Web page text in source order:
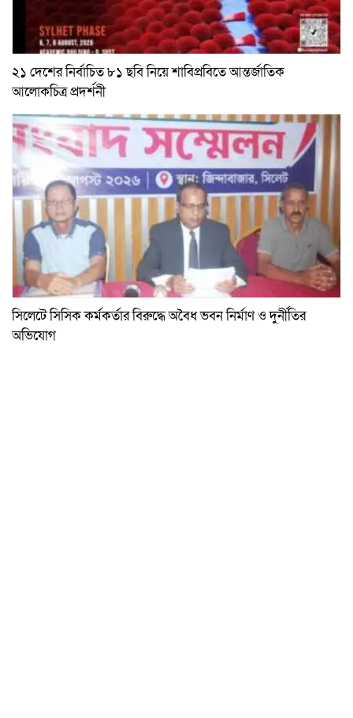
২১ দেশের নির্বাচিত ৮১ ছবি নিয়ে শাবিপ্রবিতে আন্তর্জাতিক
আলোকচিত্র প্রদর্শনী
সিলেটে সিসিক কর্মকর্তার বিরুদ্ধে অবৈধ ভবন নির্মাণ ও দুর্নীতির
অভিযোগ